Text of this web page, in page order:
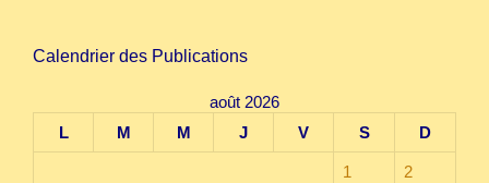
Calendrier des Publications
août 2026
L
M M J V S D
1 2